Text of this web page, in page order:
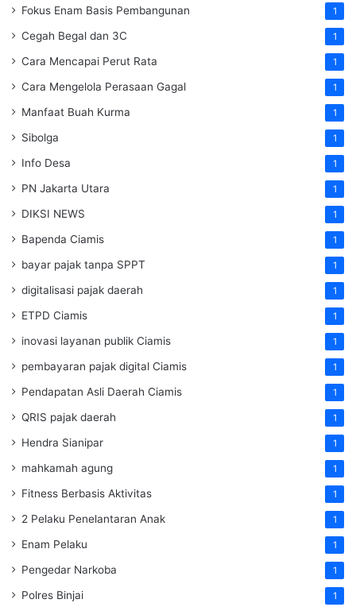
Fokus Enam Basis Pembangunan 1
Cegah Begal dan 3C 1
Cara Mencapai Perut Rata 1
Cara Mengelola Perasaan Gagal 1
Manfaat Buah Kurma 1
Sibolga 1
Info Desa 1
PN Jakarta Utara 1
DIKSI NEWS 1
Bapenda Ciamis 1
bayar pajak tanpa SPPT 1
digitalisasi pajak daerah 1
ETPD Ciamis 1
inovasi layanan publik Ciamis 1
pembayaran pajak digital Ciamis 1
Pendapatan Asli Daerah Ciamis 1
QRIS pajak daerah 1
Hendra Sianipar 1
mahkamah agung 1
Fitness Berbasis Aktivitas 1
2 Pelaku Penelantaran Anak 1
Enam Pelaku 1
Pengedar Narkoba 1
Polres Binjai 1